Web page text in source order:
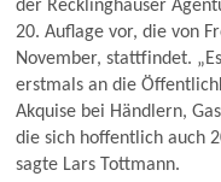
der Recklinghäuser
20. Auflage vor, die von
November, stattfindet.
erstmals an die
Akquise bei Händlern,
die sich hoffentlich auch
sagte Lars Tottmann.